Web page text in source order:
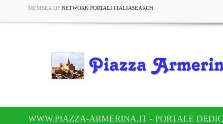
MEMBER OF NETWORK PORTALI ITALIASEARCH
WWW.PIAZZA-ARMERINA.IT - PORTALE